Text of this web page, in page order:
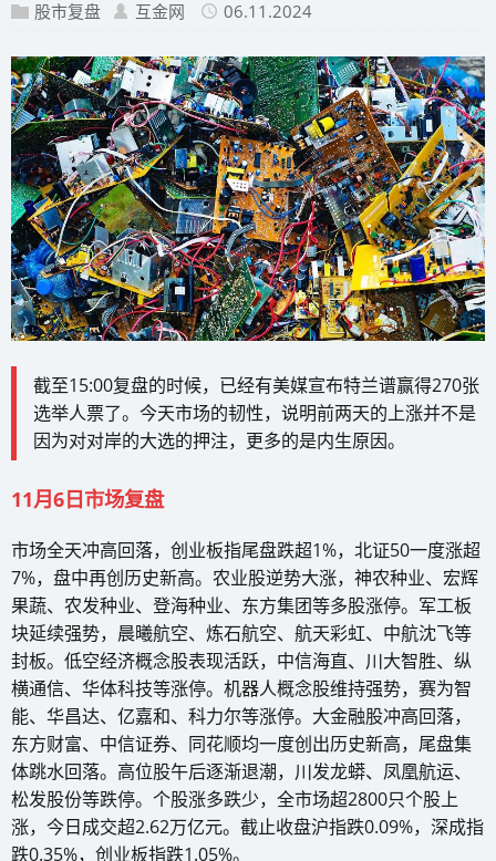
股市复盘 互金网 06.11.2024
截至15:00复盘的时候，已经有美媒宣布特兰谱赢得270张
选举人票了。今天市场的韧性，说明前两天的上涨并不是
因为对对岸的大选的押注，更多的是内生原因。
11月6日市场复盘
市场全天冲高回落，创业板指尾盘跌超1%，北证50一度涨超
7%，盘中再创历史新高。农业股逆势大涨，神农种业、宏辉
果蔬、农发种业、登海种业、东方集团等多股涨停。军工板
块延续强势，晨曦航空、炼石航空、航天彩虹、中航沈飞等
封板。低空经济概念股表现活跃，中信海直、川大智胜、纵
横通信、华体科技等涨停。机器人概念股维持强势，赛为智
能、华昌达、亿嘉和、科力尔等涨停。大金融股冲高回落，
东方财富、中信证券、同花顺均一度创出历史新高，尾盘集
体跳水回落。高位股午后逐渐退潮，川发龙蟒、凤凰航运、
松发股份等跌停。个股涨多跌少，全市场超2800只个股上
涨，今日成交超2.62万亿元。截止收盘沪指跌0.09%，深成指
跌0.35%，创业板指跌1.05%。